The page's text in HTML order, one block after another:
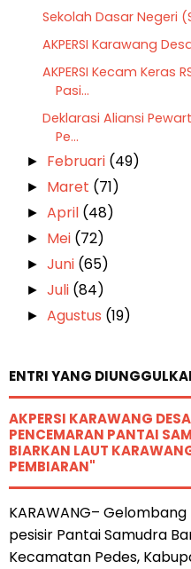
Sekolah Dasar Negeri
AKPERSI Karawang
AKPERSI Kecam Keras
Pasi...
Deklarasi Aliansi
Pe...
► Februari (49)
► Maret (71)
► April (48)
► Mei (72)
►Juni (65)
►Juli (84)
► Agustus (19)
ENTRI YANG
AKPERSI KARAWANG
PENCEMARAN PANTAI
BIARKAN LAUT
PEMBIARAN"
KARAWANG–
pesisir Pantai Samudra
Kecamatan Pedes,